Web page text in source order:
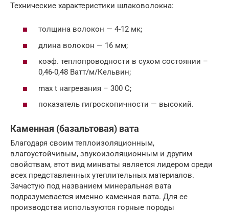
Технические характеристики шлаковолокна:
толщина волокон — 4-12 мк;
длина волокон — 16 мм;
коэф. теплопроводности в сухом состоянии –
0,46-0,48 Ватт/м/Кельвин;
max t нагревания – 300 С;
показатель гигроскопичности — высокий.
Каменная (базальтовая) вата
Благодаря своим теплоизоляционным,
влагоустойчивым, звукоизоляционным и другим
свойствам, этот вид минваты является лидером среди
всех представленных утеплительных материалов.
Зачастую под названием минеральная вата
подразумевается именно каменная вата. Для ее
производства используются горные породы